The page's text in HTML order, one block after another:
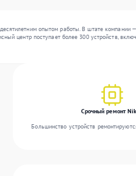
опытом работы. В штате компании
центр поступает более 300 устройств,
Срочный ремонт
Большинство устройств